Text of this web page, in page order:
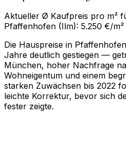
Aktueller Ø Kaufpreis pro m²
Pfaffenhofen (Ilm): 5.250 €/m²
Die Hauspreise in
Jahre deutlich gestiegen —
München, hoher Nachfrage
Wohneigentum und einem
starken Zuwächsen bis 2022
leichte Korrektur, bevor sich
fester zeigte.